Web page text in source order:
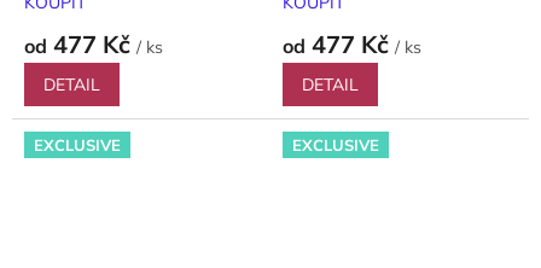
od 477 Kč / ks
DETAIL
od 477 Kč / ks
DETAIL
EXCLUSIVE EXCLUSIVE